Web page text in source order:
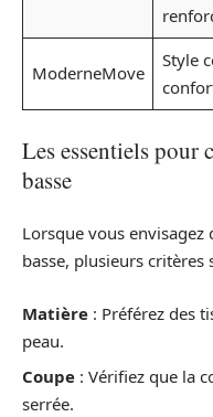
ModerneMove
Style
Les essentiels
basse
Lorsque vous envisagez
basse, plusieurs
Matière : Préférez des
peau.
Coupe : Vérifiez que la
serrée.